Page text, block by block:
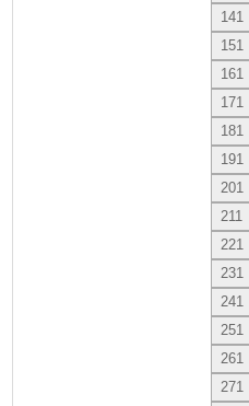
141
151
161
171
181
191
201
211
221
231
241
251
261
271